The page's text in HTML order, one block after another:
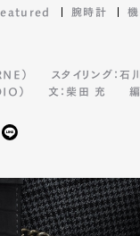
腕時計
）
スタイリング：石
）
文：柴田 充